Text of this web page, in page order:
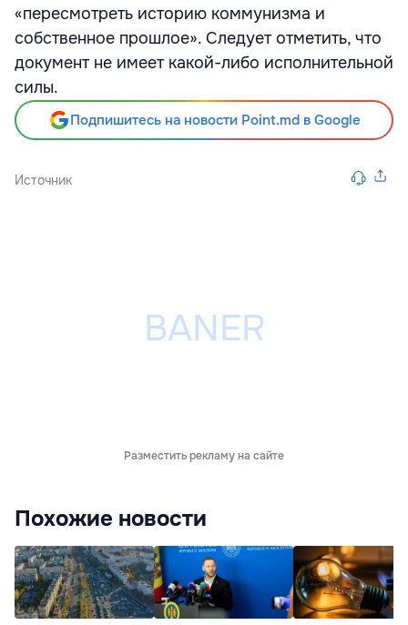
«пересмотреть историю коммунизма и
собственное прошлое». Следует отметить, что
документ не имеет какой-либо исполнительной
силы.
Подпишитесь на новости Point.md в Google
Источник
Разместить рекламу на сайте
Похожие новости